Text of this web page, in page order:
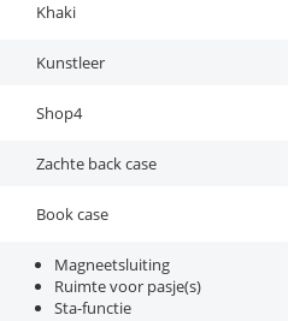
Khaki
Kunstleer
Shop4
Zachte back case
Book case
Magneetsluiting
Ruimte voor pasje(s)
Sta-functie